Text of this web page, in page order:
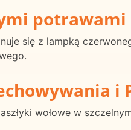
potrawami
się z lampką
i
wołowe w